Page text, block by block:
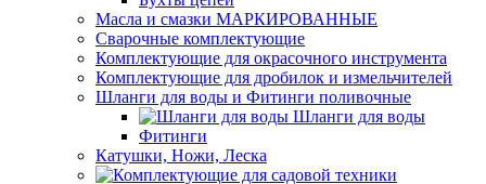
Масла и смазки МАРКИРОВАННЫЕ
Сварочные комплектующие
Комплектующие для окрасочного инструмента
Комплектующие для дробилок и измельчителей
Шланги для воды и Фитинги поливочные
Шланги для воды
Фитинги
Катушки, Ножи, Леска